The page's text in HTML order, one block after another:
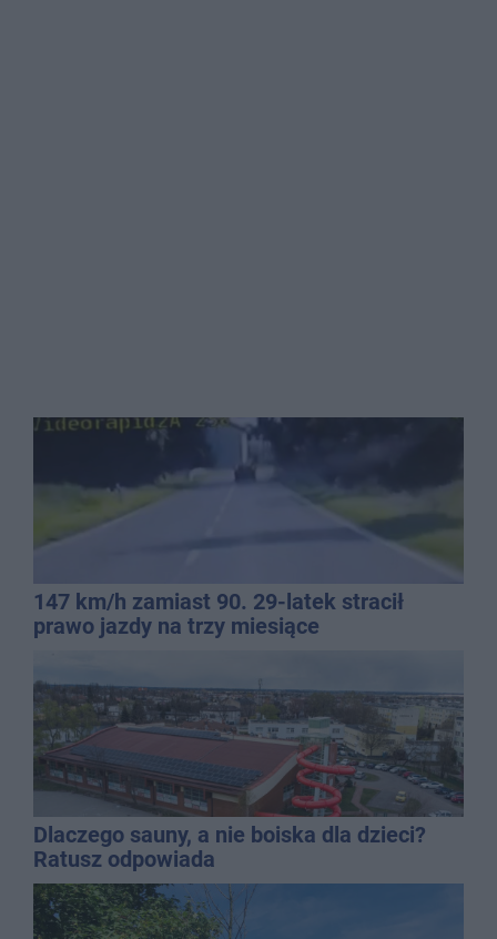
147 km/h zamiast 90. 29-latek stracił
prawo jazdy na trzy miesiące
Dlaczego sauny, a nie boiska dla dzieci?
Ratusz odpowiada